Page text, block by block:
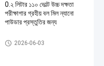
0.২ লিটার ১১০ ভোল্ট উচ্চ দক্ষতা
পরীক্ষাগার গ্রহীয় বল মিল ন্যানো
পাউডার প্রস্তুতির জন্য
গ্রহের বল কল
2026-06-03